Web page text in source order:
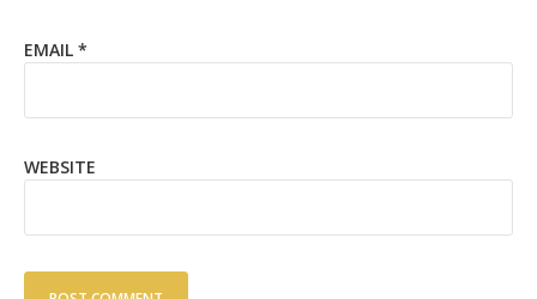
EMAIL *
WEBSITE